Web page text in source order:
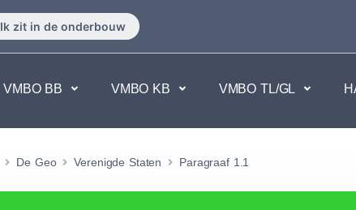
Ik zit in de onderbouw
VMBO BB VMBO KB VMBO TL/GL
Taalvakken
Geen vakken.
De Geo Verenigde Staten Paragraaf 1.1